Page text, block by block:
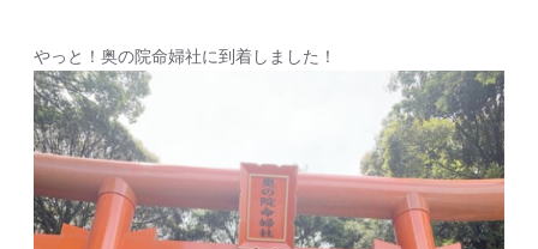
やっと！奥の院命婦社に到着しました！